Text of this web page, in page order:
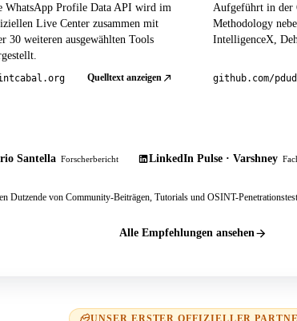
WhatsApp Profile Data API wird im
Live Center zusammen mit
30 weiteren ausgewählten Tools
Quelltext anzeigen
Aufgeführt in der
Methodology
IntelligenceX,
Santella Forscherbericht LinkedIn Pulse · Varshney
Dutzende von Community-Beiträgen, Tutorials und OSINT-
Alle Empfehlungen ansehen
UNSER ERSTER OFFIZIELLER